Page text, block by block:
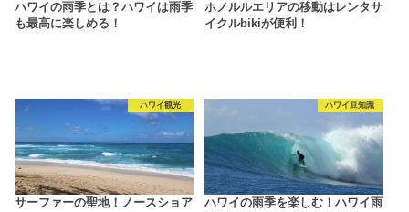
ハワイの雨季とは？ハワイは雨季
も最高に楽しめる！
ホノルルエリアの移動はレンタサ
イクルbikiが便利！
ハワイ観光
サーファーの聖地！ノースショア
ハワイ豆知識
ハワイの雨季を楽しむ！ハワイ雨